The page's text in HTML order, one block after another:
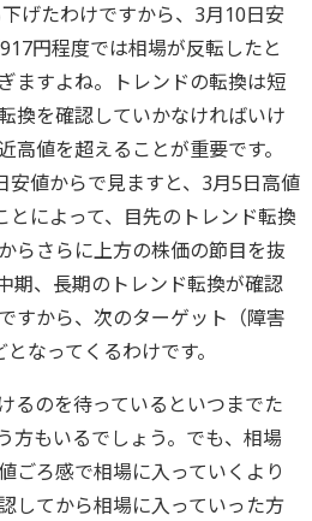
げたわけですから、3月10日安
円程度では相場が反転したと
ますよね。トレンドの転換は短
換を確認していかなければいけ
高値を超えることが重要です。
安値からで見ますと、3月5日高値
によって、目先のトレンド転換
らさらに上方の株価の節目を抜
期、長期のトレンド転換が確認
すから、次のターゲット（障害
なってくるわけです。
るのを待っているといつまでた
方もいるでしょう。でも、相場
ごろ感で相場に入っていくより
してから相場に入っていった方